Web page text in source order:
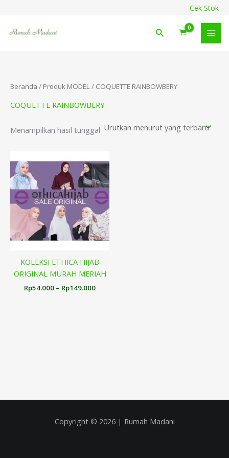
konten
Cek Stok
Cari
Beranda / Produk MODEL / COQUETTE RAINBOWBERY
COQUETTE RAINBOWBERY
Menampilkan hasil tunggal
KOLEKSI ETHICA HIJAB
ORIGINAL MURAH MERIAH
Rp54.000 – Rp149.000
harga:
Rp54.000
hingga
Rp149.000
Copyright © 2026 | Rumah Madani